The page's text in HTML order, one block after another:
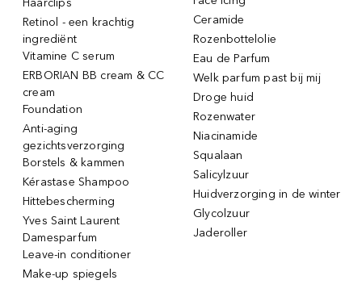
Haarclips
Retinol - een krachtig
ingrediënt
Vitamine C serum
ERBORIAN BB cream & CC
cream
Foundation
Anti-aging
gezichtsverzorging
Borstels & kammen
Kérastase Shampoo
Hittebescherming
Yves Saint Laurent
Damesparfum
Leave-in conditioner
Make-up spiegels
Ceramide
Rozenbottelolie
Eau de Parfum
Welk parfum past bij mij
Droge huid
Rozenwater
Niacinamide
Squalaan
Salicylzuur
Huidverzorging in de winter
Glycolzuur
Jaderoller